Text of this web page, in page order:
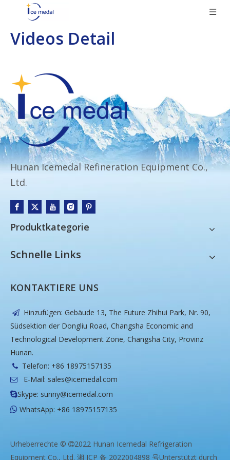
Videos Detail
Hunan Icemedal Refineration Equipment Co.,
Ltd.
Produktkategorie
Schnelle Links
KONTAKTIERE UNS

Hinzufügen: Gebäude 13, The Future Zhihui Park, Nr. 90,
Südsektion der Dongliu Road, Changsha Economic and
Technological Development Zone, Changsha City, Provinz
Hunan.
 Telefon: +86 18975157135
 E-Mail: sales@icemedal.com
Skype: sunny@icemedal.com
 WhatsApp: +86 18975157135
Urheberrechte © 2022 Hunan Icemedal Refrigeration
Equipment Co., Ltd. 湘 ICP 备 2022004898 号Unterstützt durch